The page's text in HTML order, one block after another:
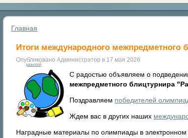
Главная
Итоги международного межпредметного
Опубликовано Администратор в 17 мая 2026
разнобой
С радостью объявляем о
межпредметного блицтурнира
Поздравляем победителей
Ждем вас в других наших
Наградные материалы по олимпиады в электронном